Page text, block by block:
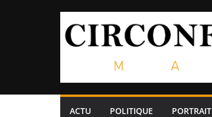
ACTU POLITIQUE PORTRAIT